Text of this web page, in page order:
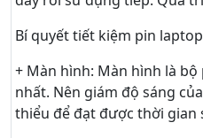
Bí quyết tiết kiệm pin
+ Màn hình: Màn hình là
nhất. Nên giám độ sáng
thiểu để đạt được thời gian